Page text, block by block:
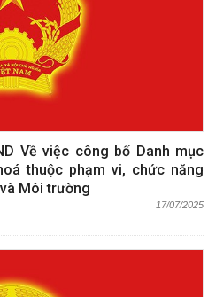
Về việc công bố Danh mục
thuộc phạm vi, chức năng
Môi trường
17/07/2025